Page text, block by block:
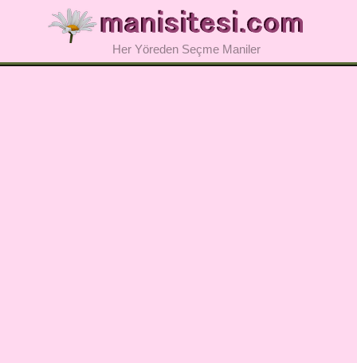
Her Yöreden Seçme Maniler